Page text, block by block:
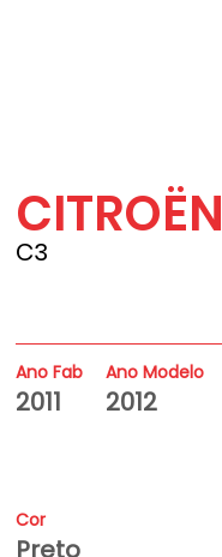
139000
CITROËN
C3
Ano Fab
2011
Ano Modelo
2012
Cor
Preto